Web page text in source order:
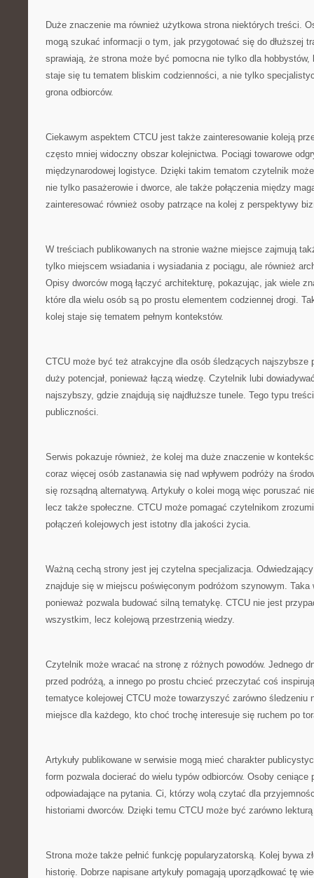
Duże znaczenie ma również użytkowa strona niektórych treści.
mogą szukać informacji o tym, jak przygotować się do dłuższej
sprawiają, że strona może być pomocna nie tylko dla
staje się tu tematem bliskim codzienności, a nie tylko
grona odbiorców.
Ciekawym aspektem CTCU jest także zainteresowanie koleją
często mniej widoczny obszar kolejnictwa. Pociągi towarowe
międzynarodowej logistyce. Dzięki takim tematom czytelnik
nie tylko pasażerowie i dworce, ale także połączenia między
zainteresować również osoby patrzące na kolej z perspektywy
W treściach publikowanych na stronie ważne miejsce zajmują
tylko miejscem wsiadania i wysiadania z pociągu, ale również
Opisy dworców mogą łączyć architekturę, pokazując, jak wiele
które dla wielu osób są po prostu elementem codziennej drogi.
kolej staje się tematem pełnym kontekstów.
CTCU może być też atrakcyjne dla osób śledzących najszybsze
duży potencjał, ponieważ łączą wiedzę. Czytelnik lubi
najszybszy, gdzie znajdują się najdłuższe tunele. Tego typu
publiczności.
Serwis pokazuje również, że kolej ma duże znaczenie w
coraz więcej osób zastanawia się nad wpływem podróży na
się rozsądną alternatywą. Artykuły o kolei mogą więc poruszać
lecz także społeczne. CTCU może pomagać czytelnikom
połączeń kolejowych jest istotny dla jakości życia.
Ważną cechą strony jest jej czytelna specjalizacja.
znajduje się w miejscu poświęconym podróżom szynowym.
ponieważ pozwala budować silną tematykę. CTCU nie jest
wszystkim, lecz kolejową przestrzenią wiedzy.
Czytelnik może wracać na stronę z różnych powodów. Jednego
przed podróżą, a innego po prostu chcieć przeczytać coś
tematyce kolejowej CTCU może towarzyszyć zarówno śledzeniu
miejsce dla każdego, kto choć trochę interesuje się ruchem po
Artykuły publikowane w serwisie mogą mieć charakter
form pozwala docierać do wielu typów odbiorców. Osoby ceniące
odpowiadające na pytania. Ci, którzy wolą czytać dla
historiami dworców. Dzięki temu CTCU może być zarówno
Strona może także pełnić funkcję popularyzatorską. Kolej bywa
historię. Dobrze napisane artykuły pomagają uporządkować tę